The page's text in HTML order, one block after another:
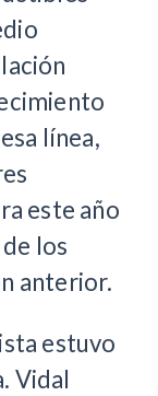
línea,
este año
los
anterior.
estuvo
Vidal